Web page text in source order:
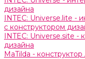
дизайна
INTEC: Universe.lite -
с конструктором
INTEC: Universe.site -
дизайна
MaTilda -